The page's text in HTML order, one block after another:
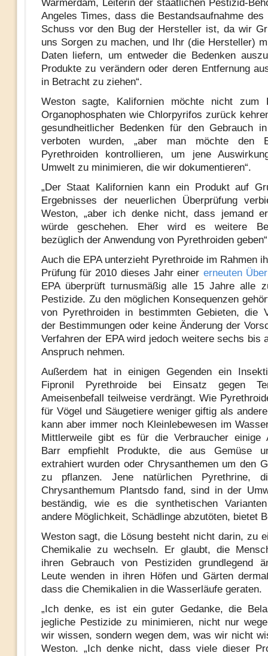
Warmerdam, Leiterin der staatlichen Pestizid-
Angeles Times, dass die Bestandsaufnahme des
Schuss vor den Bug der Hersteller ist, da wir
uns Sorgen zu machen, und Ihr (die Hersteller)
Daten liefern, um entweder die Bedenken
Produkte zu verändern oder deren Entfernung
in Betracht zu ziehen“.
Weston sagte, Kalifornien möchte nicht zum
Organophosphaten wie Chlorpyrifos zurück
gesundheitlicher Bedenken für den Gebrauch
verboten wurden, „aber man möchte den
Pyrethroiden kontrollieren, um jene
Umwelt zu minimieren, die wir dokumentieren“.
„Der Staat Kalifornien kann ein Produkt auf
Ergebnisses der neuerlichen Überprüfung
Weston, „aber ich denke nicht, dass jemand
würde geschehen. Eher wird es weitere
bezüglich der Anwendung von Pyrethroiden
Auch die EPA unterzieht Pyrethroide im Rahmen
Prüfung für 2010 dieses Jahr einer erneuten
EPA überprüft turnusmäßig alle 15 Jahre alle
Pestizide. Zu den möglichen Konsequenzen
von Pyrethroiden in bestimmten Gebieten, die
der Bestimmungen oder keine Änderung der
Verfahren der EPA wird jedoch weitere sechs bis
Anspruch nehmen.
Außerdem hat in einigen Gegenden ein
Fipronil Pyrethroide bei Einsatz gegen
Ameisenbefall teilweise verdrängt. Wie
für Vögel und Säugetiere weniger giftig als
kann aber immer noch Kleinlebewesen im
Mittlerweile gibt es für die Verbraucher einige
Barr empfiehlt Produkte, die aus Gemüse
extrahiert wurden oder Chrysanthemen um den
zu pflanzen. Jene natürlichen Pyrethrine,
Chrysanthemum Plantsdo fand, sind in der
beständig, wie es die synthetischen
andere Möglichkeit, Schädlinge abzutöten, bietet
Weston sagt, die Lösung besteht nicht darin, zu
Chemikalie zu wechseln. Er glaubt, die
ihren Gebrauch von Pestiziden grundlegend
Leute wenden in ihren Höfen und Gärten
dass die Chemikalien in die Wasserläufe geraten.
„Ich denke, es ist ein guter Gedanke, die
jegliche Pestizide zu minimieren, nicht nur
wir wissen, sondern wegen dem, was wir nicht
Weston. „Ich denke nicht, dass viele dieser